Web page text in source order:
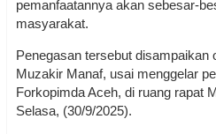
pemanfaatannya akan sebesar-
masyarakat.
Penegasan tersebut disampaikan
Muzakir Manaf, usai menggelar
Forkopimda Aceh, di ruang rapat
Selasa, (30/9/2025).